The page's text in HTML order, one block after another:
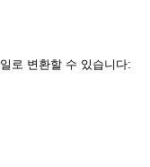
로 변환할 수 있습니다: